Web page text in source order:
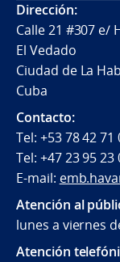
Dirección:
Calle 21 #307 e/
El Vedado
Ciudad de La
Cuba
Contacto:
Tel: +53 78 42 71
Tel: +47 23 95 23
E-mail:
Atención al
lunes a viernes
Atención